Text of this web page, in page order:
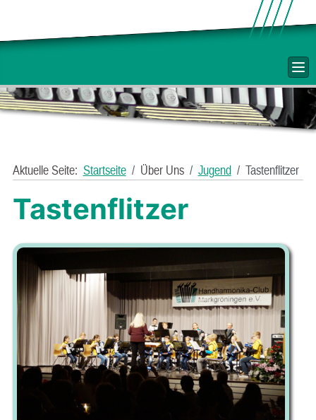
Aktuelle Seite: Startseite Über Uns Jugend Tastenflitzer
Tastenflitzer